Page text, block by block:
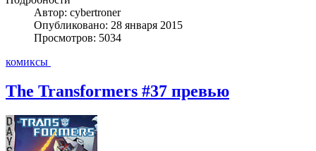
Автор: cybertroner
Опубликовано: 28 января 2015
Просмотров: 5034
комиксы
The Transformers #37 превью